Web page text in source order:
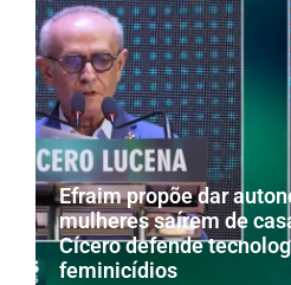
Efraim propõe dar
mulheres saírem de
Cícero defende
feminicídios